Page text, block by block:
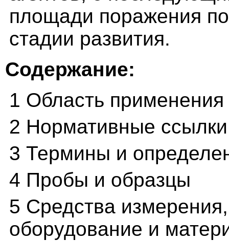
площади поражения
стадии развития.
Содержание:
1 Область применения
2 Нормативные ссылки
3 Термины и
4 Пробы и образцы
5 Средства
оборудование и